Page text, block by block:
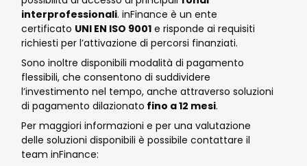
interprofessionali. inFinance è un ente
certificato UNI EN ISO 9001 e risponde ai requisiti
richiesti per l’attivazione di percorsi finanziati.
Sono inoltre disponibili modalità di pagamento
flessibili, che consentono di suddividere
l’investimento nel tempo, anche attraverso soluzioni
di pagamento dilazionato fino a 12 mesi.
Per maggiori informazioni e per una valutazione
delle soluzioni disponibili è possibile contattare il
team inFinance: